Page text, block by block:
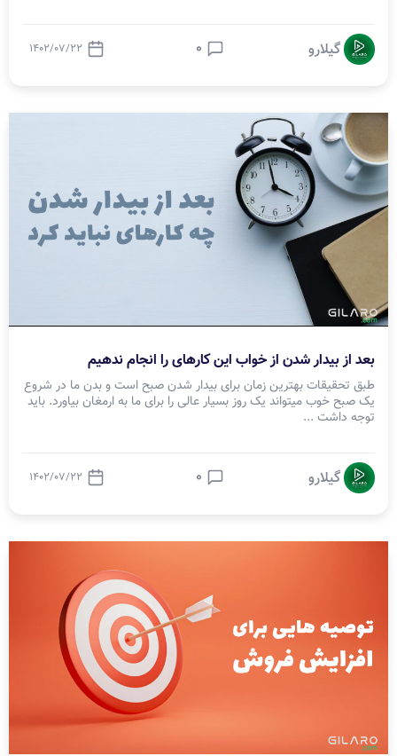
گیلارو 0
1402/07/22
بعد از بیدار شدن از خواب این کارهای را انجام ندهیم
طبق تحقیقات بهترین زمان برای بیدار شدن صبح است و بدن ما در شروع
یک صبح خوب میتواند یک روز بسیار عالی را برای ما به ارمغان بیاورد. باید
توجه داشت ...
گیلارو 0
1402/07/22